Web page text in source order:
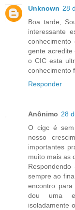
Unknown 28
Boa tarde,
interessante
conhecimento
gente
o CIC esta
conhecimento
Responder
Anônimo 28
O cigc é sem
nosso
importantes
muito mais as
sempre ao
encontro para
dou uma
isoladamente